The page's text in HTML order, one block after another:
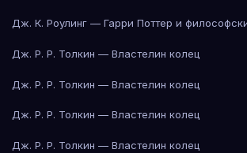
Дж. К. Роулинг — Гарри Поттер и
Дж. Р. Р. Толкин — Властелин колец
Дж. Р. Р. Толкин — Властелин колец
Дж. Р. Р. Толкин — Властелин колец
Дж. Р. Р. Толкин — Властелин колец